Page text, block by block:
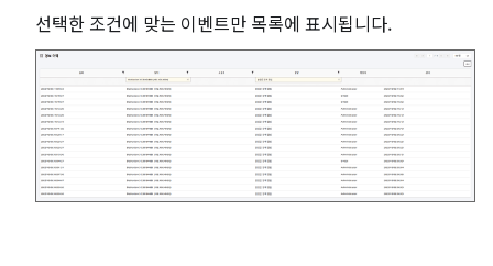
선택한 조건에 맞는 이벤트만 목록에 표시됩니다.